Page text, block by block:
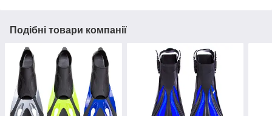
Подібні товари компанії